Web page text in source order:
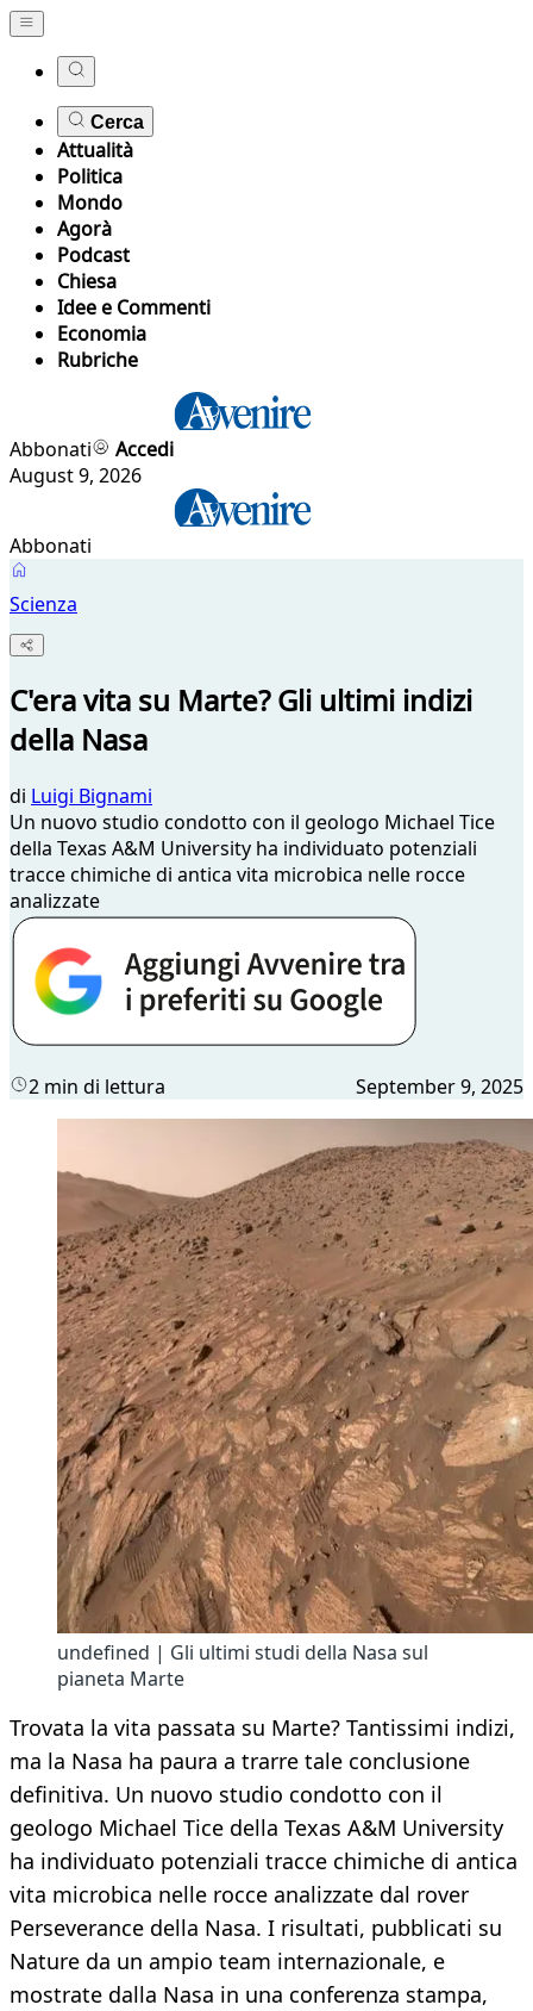
Cerca
Attualità
Politica
Mondo
Agorà
Podcast
Chiesa
Idee e Commenti
Economia
Rubriche
Abbonati
Accedi
August 9, 2026
Abbonati
Scienza
C'era vita su Marte? Gli ultimi indizi
della Nasa
di Luigi Bignami
Un nuovo studio condotto con il geologo Michael Tice
della Texas A&M University ha individuato potenziali
tracce chimiche di antica vita microbica nelle rocce
analizzate
2 min di lettura September 9, 2025
undefined | Gli ultimi studi della Nasa sul
pianeta Marte
Trovata la vita passata su Marte? Tantissimi indizi,
ma la Nasa ha paura a trarre tale conclusione
definitiva. Un nuovo studio condotto con il
geologo Michael Tice della Texas A&M University
ha individuato potenziali tracce chimiche di antica
vita microbica nelle rocce analizzate dal rover
Perseverance della Nasa. I risultati, pubblicati su
Nature da un ampio team internazionale, e
mostrate dalla Nasa in una conferenza stampa,